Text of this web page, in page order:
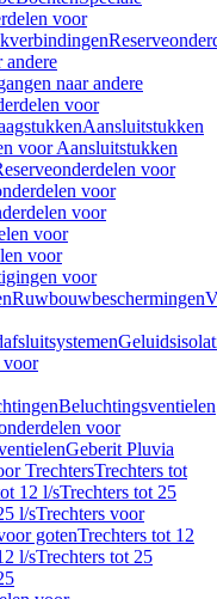
voor
andere
naar andere
voor
Aansluitstukken
voor Aansluitstukken
voor
voor
voor
voor
voor
voor
Ruwbouwbeschermingen
voor
Beluchtingsventielen
voor
Geberit Pluvia
TrechtersTrechters tot
12 l/sTrechters tot 25
l/sTrechters voor
gotenTrechters tot 12
l/sTrechters tot 25